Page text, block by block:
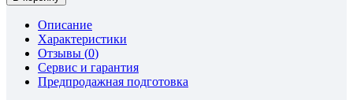
Описание
Характеристики
Отзывы (0)
Сервис и гарантия
Предпродажная подготовка